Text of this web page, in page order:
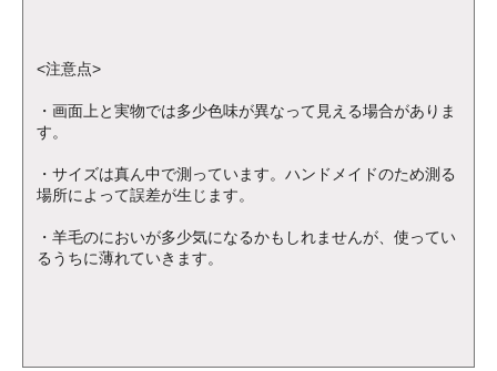
<注意点>
・画面上と実物では多少色味が異なって見える場合がありま
す。
・サイズは真ん中で測っています。ハンドメイドのため測る
場所によって誤差が生じます。
・羊毛のにおいが多少気になるかもしれませんが、使ってい
るうちに薄れていきます。